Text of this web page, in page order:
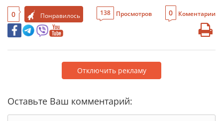
0 Понравилось 138 Просмотров 0 Коментарии
Отключить рекламу
Оставьте Ваш комментарий: